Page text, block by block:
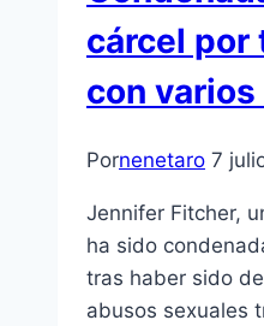
cárcel por
con
Pornenetaro 7
Jennifer Fitcher,
ha sido
tras haber sido
abusos sexuales